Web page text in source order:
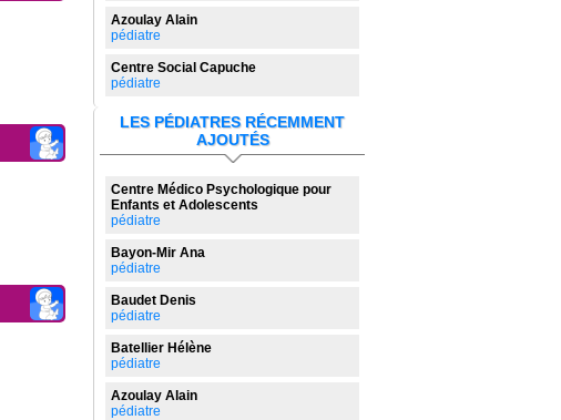
Azoulay Alain
pédiatre
Centre Social Capuche
pédiatre
LES PÉDIATRES RÉCEMMENT
AJOUTÉS
Centre Médico Psychologique pour
Enfants et Adolescents
pédiatre
Bayon-Mir Ana
pédiatre
Baudet Denis
pédiatre
Batellier Hélène
pédiatre
Azoulay Alain
pédiatre